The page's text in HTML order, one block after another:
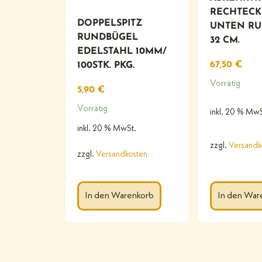
DOPPELSPITZ
RUNDBÜGEL
EDELSTAHL 10MM/
100STK. PKG.
5,90 €
Vorrätig
inkl. 20 % MwSt.
zzgl. Versandkosten
In den Warenkorb
NTEN
2 CM.
67,50€
Vorrätig
inkl. 20 %
zzgl.
In den